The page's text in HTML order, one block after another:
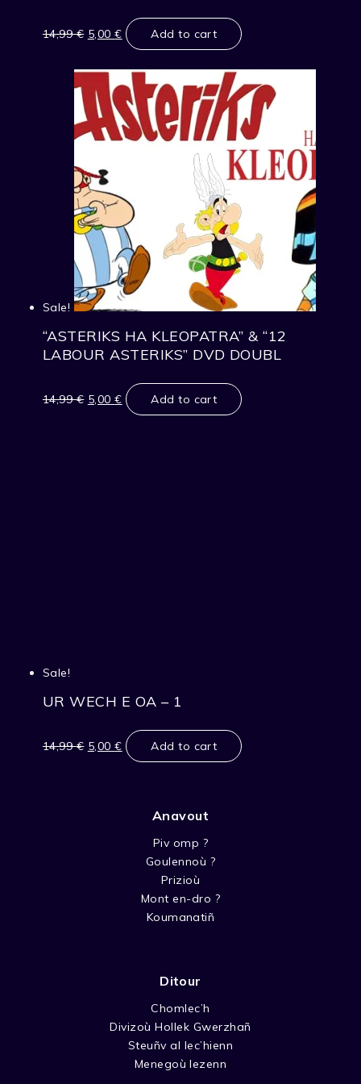
14,99€ price
was:
5,00€ price
is:
Add to cart
Sale!
“ASTERIKS HA KLEOPATRA” & “12
LABOUR ASTERIKS” DVD DOUBL
14,99€ price
was:
5,00€ price
is:
Add to cart
Sale!
UR WECH E OA – 1
14,99€ price
was:
5,00€ price
is:
Add to cart
Anavout
Piv omp ?
Goulennoù ?
Prizioù
Mont en-dro ?
Koumanatiñ
Ditour
Chomlec’h
Divizoù Hollek Gwerzhañ
Steuñv al lec’hienn
Menegoù lezenn